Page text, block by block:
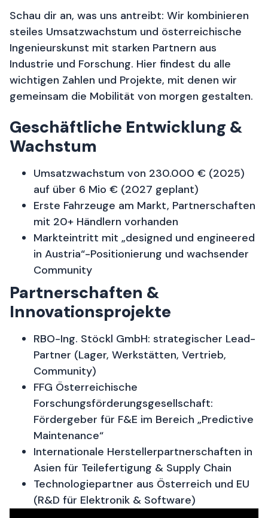
Schau dir an, was uns antreibt: Wir kombinieren
steiles Umsatzwachstum und österreichische
Ingenieurskunst mit starken Partnern aus
Industrie und Forschung. Hier findest du alle
wichtigen Zahlen und Projekte, mit denen wir
gemeinsam die Mobilität von morgen gestalten.
Geschäftliche Entwicklung &
Wachstum
Umsatzwachstum von 230.000 € (2025)
auf über 6 Mio € (2027 geplant)
Erste Fahrzeuge am Markt, Partnerschaften
mit 20+ Händlern vorhanden
Markteintritt mit „designed und engineered
in Austria“-Positionierung und wachsender
Community
Partnerschaften &
Innovationsprojekte
RBO-Ing. Stöckl GmbH: strategischer Lead-
Partner (Lager, Werkstätten, Vertrieb,
Community)
FFG Österreichische
Forschungsförderungsgesellschaft:
Fördergeber für F&E im Bereich „Predictive
Maintenance“
Internationale Herstellerpartnerschaften in
Asien für Teilefertigung & Supply Chain
Technologiepartner aus Österreich und EU
(R&D für Elektronik & Software)